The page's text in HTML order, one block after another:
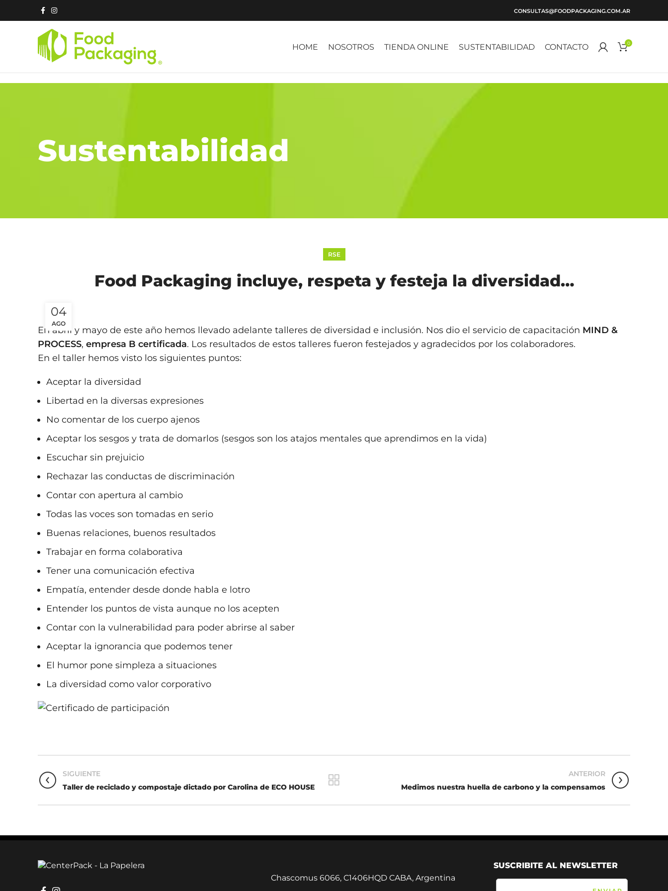
CONSULTAS@FOODPACKAGING.COM.AR
HOME NOSOTROS TIENDA ONLINE SUSTENTABILIDAD CONTACTO 0
Sustentabilidad
RSE
Food Packaging incluye, respeta y festeja la diversidad…
04
AGO
En abril y mayo de este año hemos llevado adelante talleres de diversidad e inclusión. Nos dio el servicio de capacitación MIND &
PROCESS, empresa B certificada. Los resultados de estos talleres fueron festejados y agradecidos por los colaboradores.
En el taller hemos visto los siguientes puntos:
Aceptar la diversidad
Libertad en la diversas expresiones
No comentar de los cuerpo ajenos
Aceptar los sesgos y trata de domarlos (sesgos son los atajos mentales que aprendimos en la vida)
Escuchar sin prejuicio
Rechazar las conductas de discriminación
Contar con apertura al cambio
Todas las voces son tomadas en serio
Buenas relaciones, buenos resultados
Trabajar en forma colaborativa
Tener una comunicación efectiva
Empatía, entender desde donde habla e lotro
Entender los puntos de vista aunque no los acepten
Contar con la vulnerabilidad para poder abrirse al saber
Aceptar la ignorancia que podemos tener
El humor pone simpleza a situaciones
La diversidad como valor corporativo
SIGUIENTE
Taller de reciclado y compostaje dictado por Carolina de ECO HOUSE
ANTERIOR
Medimos nuestra huella de carbono y la compensamos
Chascomus 6066, C1406HQD CABA, Argentina
SUSCRIBITE AL NEWSLETTER